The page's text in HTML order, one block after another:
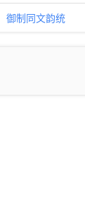
御制同文韵统